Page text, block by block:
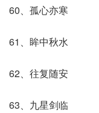
60、孤心亦寒
61、眸中秋水
62、往复随安
63、九星剑临